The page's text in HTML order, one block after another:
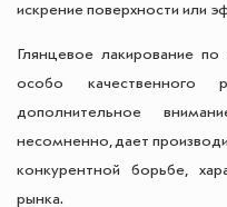
искрение поверхности или
Глянцевое лакирование
особо качественного
дополнительное
несомненно, дает
конкурентной борьбе,
рынка.